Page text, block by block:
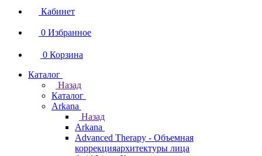
Кабинет
0 Избранное
0 Корзина
Каталог
Назад
Каталог
Arkana
Назад
Arkana
Advanced Therapy - Объемная
коррекцияархитектуры лица